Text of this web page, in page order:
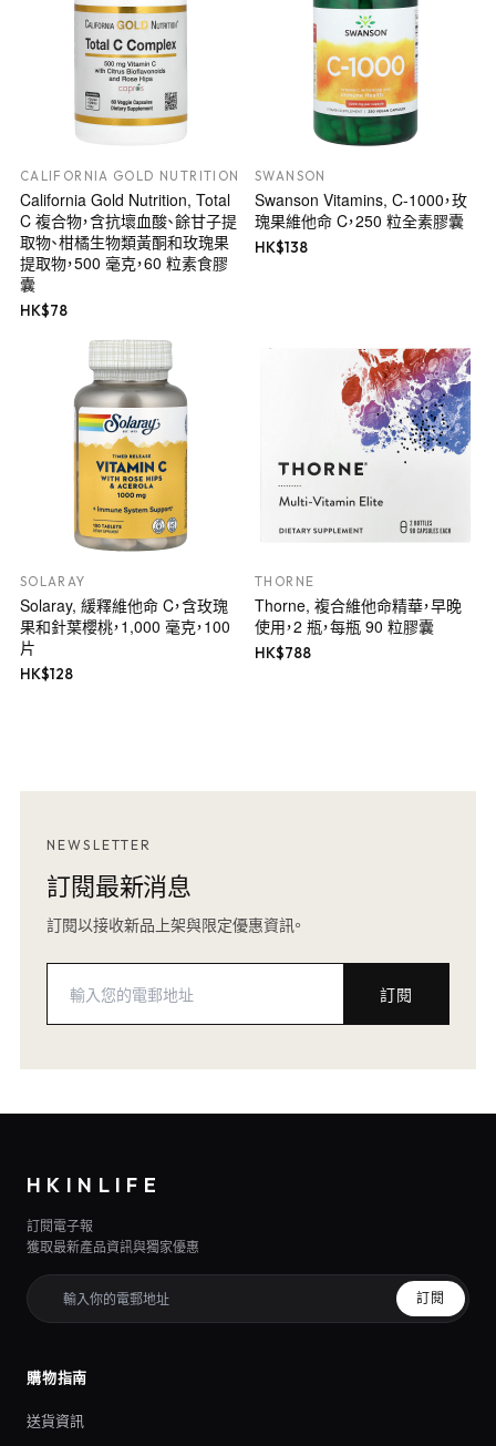
CALIFORNIA GOLD NUTRITION
California Gold Nutrition, Total
C 複合物，含抗壞血酸、餘甘子提
取物、柑橘生物類黃酮和玫瑰果
提取物，500 毫克，60 粒素食膠
囊
HK$78
SWANSON
Swanson Vitamins, C-1000，玫
瑰果維他命 C，250 粒全素膠囊
HK$138
SOLARAY
Solaray, 緩釋維他命 C，含玫瑰
果和針葉櫻桃，1,000 毫克，100
片
HK$128
THORNE
Thorne, 複合維他命精華，早晚
使用，2 瓶，每瓶 90 粒膠囊
HK$788
NEWSLETTER
訂閱最新消息
訂閱以接收新品上架與限定優惠資訊。
訂閱
HKINLIFE
訂閱電子報
獲取最新產品資訊與獨家優惠
訂閱
購物指南
送貨資訊